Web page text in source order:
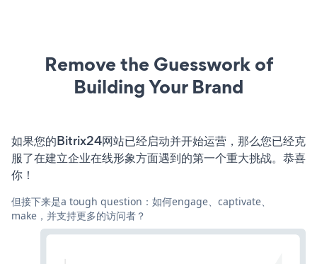
Remove the Guesswork of
Building Your Brand
如果您的Bitrix24网站已经启动并开始运营，那么您已经克
服了在建立企业在线形象方面遇到的第一个重大挑战。恭喜
你！
但接下来是a tough question：如何engage、captivate、
make，并支持更多的访问者？